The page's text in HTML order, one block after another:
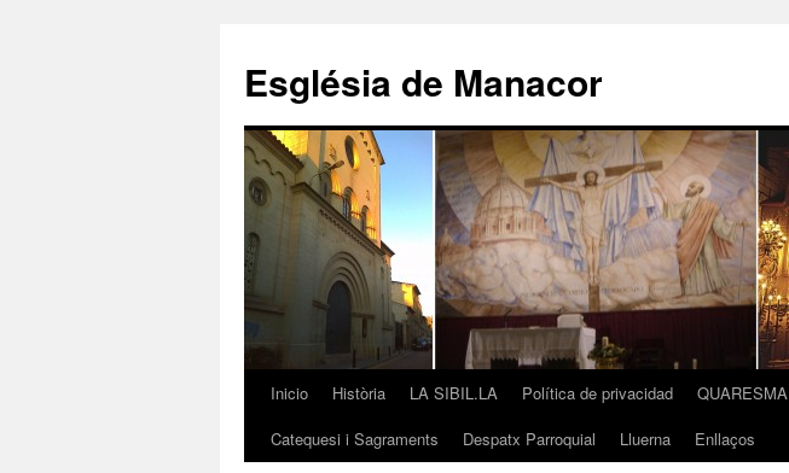
contenido
Església de Manacor
Inicio Història LA SIBIL.LA Política de privacidad
Catequesi i Sagraments
Despatx Parroquial Lluerna Enllaços